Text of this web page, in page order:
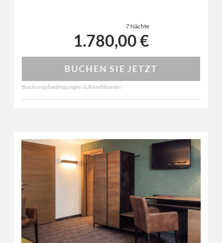
7 Nächte
1.780,00 €
BUCHEN SIE JETZT
Buchungsbedingungen & Konditionen